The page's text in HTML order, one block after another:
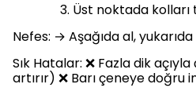
Üst noktada kolları
Nefes: → Aşağıda al,
Sık Hatalar: ❌ Fazla dik
artırır) ❌ Barı çeneye doğru